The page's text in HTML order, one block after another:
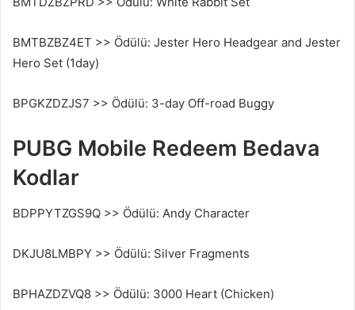
BMTBZBZ4ET >> Ödülü: Jester Hero Headgear and Jester
Hero Set (1day)
BPGKZDZJS7 >> Ödülü: 3-day Off-road Buggy
PUBG Mobile Redeem Bedava
Kodlar
BDPPYTZGS9Q >> Ödülü: Andy Character
DKJU8LMBPY >> Ödülü: Silver Fragments
BPHAZDZVQ8 >> Ödülü: 3000 Heart (Chicken)